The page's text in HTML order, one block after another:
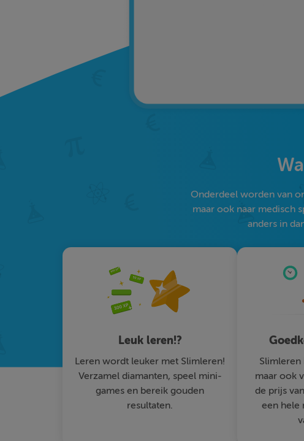
Onderdeel worden van
maar ook naar medisch
anders in
Leuk leren!?
Leren wordt leuker met Slimleren!
Verzamel diamanten, speel mini-
games en bereik gouden
resultaten.
Slimleren
maar ook
de prijs
een hele